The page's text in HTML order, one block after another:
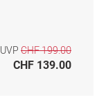
UVP CHF 199.00
CHF 139.00